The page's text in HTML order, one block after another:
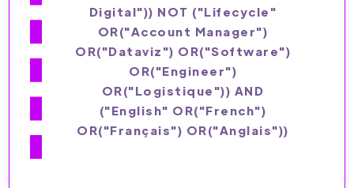
Digital")) NOT ("lifecycle"
OR("account Manager")
OR("dataviz") OR("software")
OR("engineer")
OR("logistique")) AND
("english" OR("french")
OR("français") OR("anglais"))